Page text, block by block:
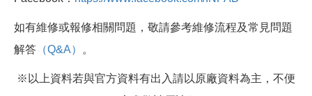
如有維修或報修相關問題，敬請參考維修流程及常見問題
解答 （Q&A） 。
※以上資料若與官方資料有出入請以原廠資料為主，不便